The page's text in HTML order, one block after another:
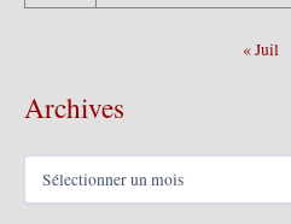
« Juil
Archives